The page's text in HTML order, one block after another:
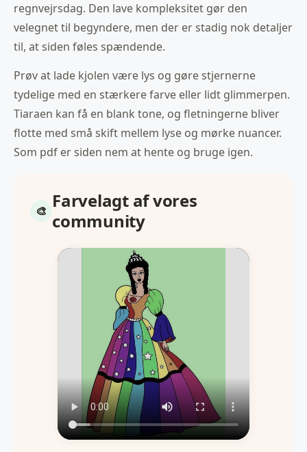
regnvejrsdag. Den lave kompleksitet gør den
velegnet til begyndere, men der er stadig nok detaljer
til, at siden føles spændende.
Prøv at lade kjolen være lys og gøre stjernerne
tydelige med en stærkere farve eller lidt glimmerpen.
Tiaraen kan få en blank tone, og fletningerne bliver
flotte med små skift mellem lyse og mørke nuancer.
Som pdf er siden nem at hente og bruge igen.
Farvelagt af vores
community